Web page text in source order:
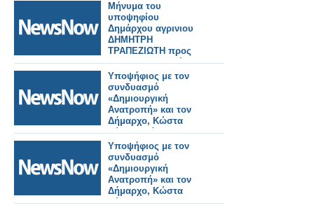
Μήνυμα του
υποψηφίου
Δημάρχου αγρινιου
ΔΗΜΗΤΡΗ
ΤΡΑΠΕΖΙΩΤΗ προς
την εκπαιδευτική
κοινότητα για την
έναρξη της σχολικής
χρονιάς
Υποψήφιος με τον
συνδυασμό
«Δημιουργική
Ανατροπή» και τον
Δήμαρχο, Κώστα
Λύρο θα είναι στις
επερχόμενες
δημοτικές εκλογές ο
Νίκος Τσακανίκας
από το Ευηνοχώρι.
Υποψήφιος με τον
συνδυασμό
«Δημιουργική
Ανατροπή» και τον
Δήμαρχο, Κώστα
Λύρο